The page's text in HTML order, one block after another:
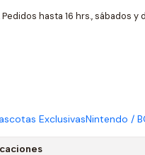
ExclusivasNintendo /
hasta 16 hrs., sábados y
Control Stress 532mg
Spectrum